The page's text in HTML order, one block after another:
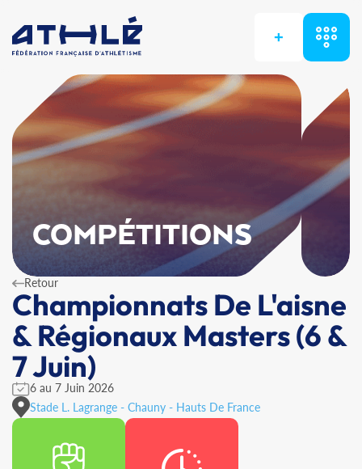
+
COMPÉTITIONS
Retour
Championnats De L'aisne
& Régionaux Masters (6 &
7 Juin)
6 au 7 Juin 2026
Stade L. Lagrange - Chauny - Hauts De France